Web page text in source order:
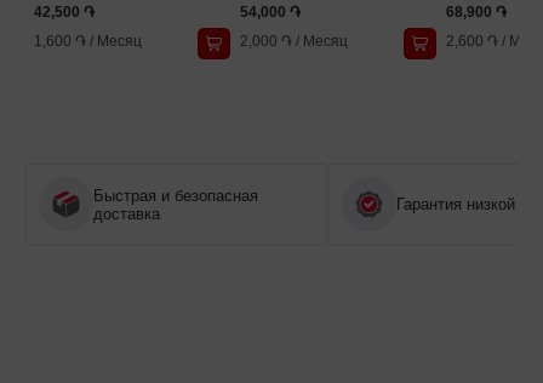
42,500 ֏
1,600 ֏ / Месяц
54,000 ֏
2,000 ֏ / Месяц
68,900 ֏
2,600 ֏ /
Быстрая и безопасная
доставка
Гарантия низкой